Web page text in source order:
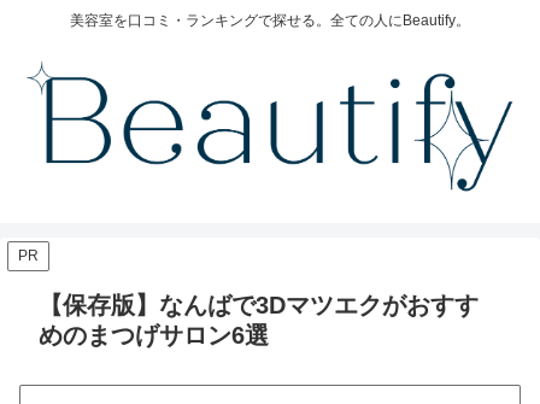
美容室を口コミ・ランキングで探せる。全ての人にBeautify。
PR
【保存版】なんばで3Dマツエクがおすす
めのまつげサロン6選